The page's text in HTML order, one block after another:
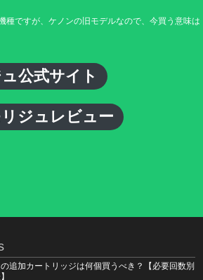
種ですが、ケノンの旧モデルなので、今買う意味は
公式サイト
ジュレビュー
追加カートリッジは何個買うべき？【必要回数別